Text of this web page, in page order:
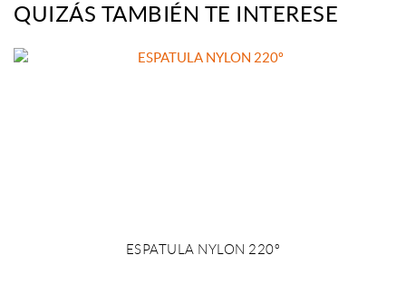
QUIZÁS TAMBIÉN TE INTERESE
ESPATULA NYLON 220º